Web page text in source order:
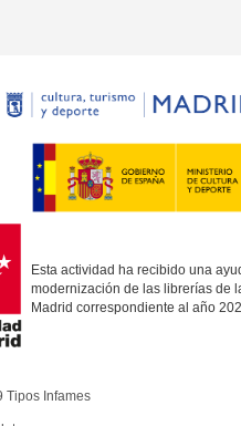
Esta actividad ha recibido una
modernización de las librerías de
Madrid correspondiente al año
Tipos Infames